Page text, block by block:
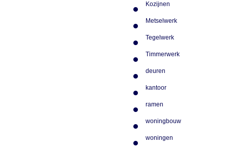
Kozijnen
Metselwerk
Tegelwerk
Timmerwerk
deuren
kantoor
ramen
woningbouw
woningen